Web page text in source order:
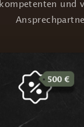
kompetenten und
sind reine
und
und lokal